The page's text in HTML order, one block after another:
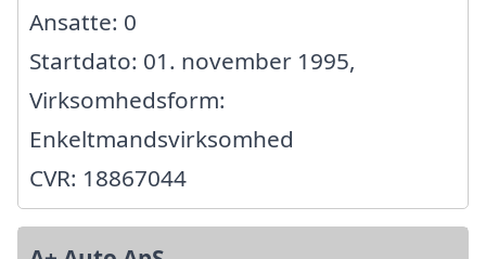
Ansatte: 0
Startdato: 01. november 1995,
Virksomhedsform:
Enkeltmandsvirksomhed
CVR: 18867044